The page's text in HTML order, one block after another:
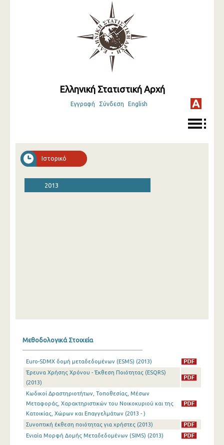
Ελληνική Στατιστική Αρχή
Εγγραφή Σύνδεση English
Ιστορικό
2013
Μεθοδολογικά Στοιχεία
Euro-SDMX δομή μεταδεδομένων (ESMS) (2013)
Έρευνα Χρήσης Χρόνου - Έκθεση Ποιότητας (ESQRS)
(2013)
Κωδικοί Δραστηριοτήτων, Τοποθεσίας, Μέσων
Μεταφοράς, Χαρακτηριστικών του Νοικοκυριού και της
Κατοικίας, Χώρων και Επαγγελμάτων (2013 - )
Συνοπτική έκθεση ποιότητας για χρήστες (2013)
Ενιαία Μορφή Δομής Μεταδεδομένων (SIMS) (2013)